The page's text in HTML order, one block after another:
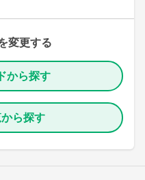
変更する
から探す
ら探す